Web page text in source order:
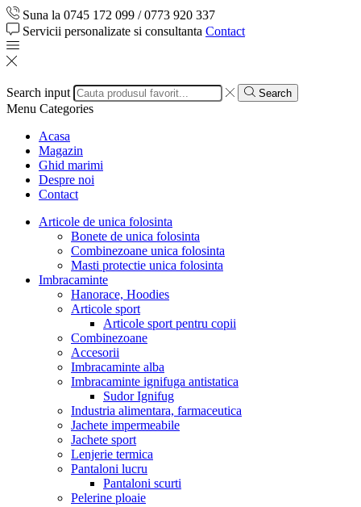
Suna la 0745 172 099 / 0773 920 337
Servicii personalizate si consultanta Contact
Search input Search
Menu Categories
Acasa
Magazin
Ghid marimi
Despre noi
Contact
Articole de unica folosinta
Bonete de unica folosinta
Combinezoane unica folosinta
Masti protectie unica folosinta
Imbracaminte
Hanorace, Hoodies
Articole sport
Articole sport pentru copii
Combinezoane
Accesorii
Imbracaminte alba
Imbracaminte ignifuga antistatica
Sudor Ignifug
Industria alimentara, farmaceutica
Jachete impermeabile
Jachete sport
Lenjerie termica
Pantaloni lucru
Pantaloni scurti
Pelerine ploaie